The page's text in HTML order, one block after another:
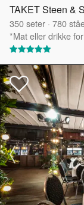
TAKET Steen &
350seter · 780
*Mat eller drikke